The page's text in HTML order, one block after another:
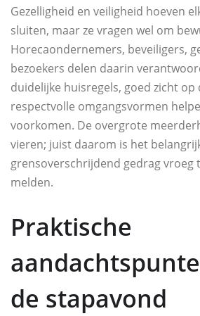
Gezelligheid en veiligheid hoeven
sluiten, maar ze vragen wel om
Horecaondernemers, beveiligers,
bezoekers delen daarin
duidelijke huisregels, goed zicht op
respectvolle omgangsvormen
voorkomen. De overgrote
vieren; juist daarom is het
grensoverschrijdend gedrag vroeg
melden.
Praktische
de stapavond